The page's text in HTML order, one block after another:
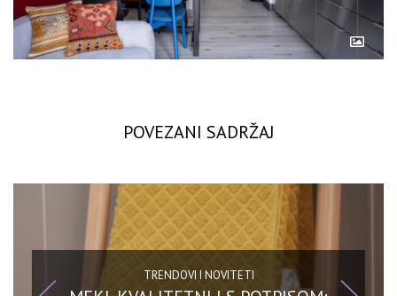
POVEZANI SADRŽAJ
TRENDOVI I NOVITETI